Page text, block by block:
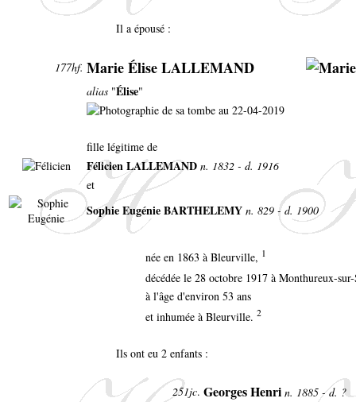
Il a épousé :
177hf. Marie Élise LALLEMAND
alias "Élise"
fille légitime de
Félicien LALLEMAND n. 1832 - d. 1916
et
Sophie Eugénie BARTHELEMY n. 829 - d. 1900
née en 1863 à Bleurville, 1
décédée le 28 octobre 1917 à Monthureux-
à l'âge d'environ 53 ans
et inhumée à Bleurville. 2
Ils ont eu 2 enfants :
251jc. Georges Henri n. 1885 - d. ?